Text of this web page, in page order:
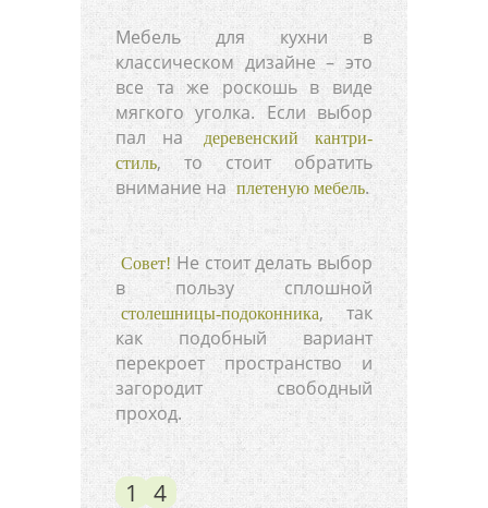
Мебель для кухни в
классическом дизайне – это
все та же роскошь в виде
мягкого уголка. Если выбор
пал на
деревенский кантри-
стиль, то стоит обратить
внимание на плетеную мебель.
Совет! Не стоит делать выбор
в пользу сплошной
столешницы-подоконника, так
как подобный вариант
перекроет пространство и
загородит свободный
проход.
1 4